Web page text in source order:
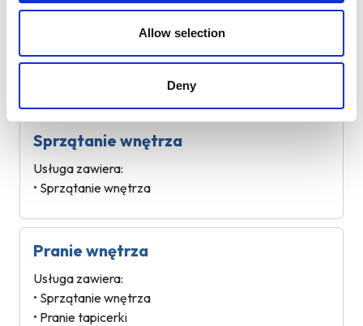
Allow selection
Deny
Komplet
• Mycie zewnętrzne
Sprzątanie wnętrza
Usługa zawiera:
• Sprzątanie wnętrza
Pranie wnętrza
Usługa zawiera:
• Sprzątanie wnętrza
• Pranie tapicerki